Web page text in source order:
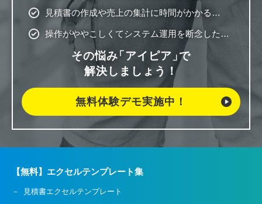
見積書の作成や売上の集計に時間がかかる…
操作がややこしくてシステム運用を断念した…
その悩み「アイピア」で
解決しましょう！
無料体験デモ実施中！
【無料】エクセルテンプレート集
見積書エクセルテンプレート